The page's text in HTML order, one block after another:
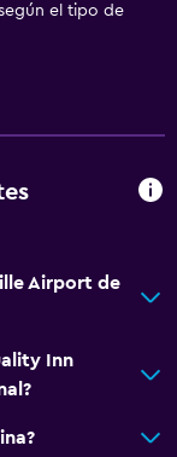
el tipo de
Airport de
Inn